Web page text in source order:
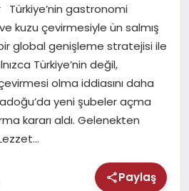
Türkiye’nin gastronomi
kuzu çevirmesiyle ün salmış
global genişleme stratejisi ile
Türkiye’nin değil,
olma iddiasını daha
yeni şubeler açma
kararı aldı. Gelenekten
Paylaş